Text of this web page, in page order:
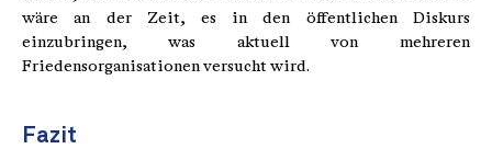
wäre an der Zeit, es in den öffentlichen Diskurs
einzubringen, was aktuell von mehreren
Friedensorganisationen versucht wird.
Fazit